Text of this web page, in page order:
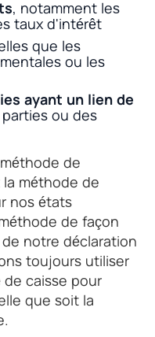
, notamment les
taux d'intérêt
que les
ou les
ayant un lien de
ou des
de
méthode de
nos états
de façon
notre déclaration
toujours utiliser
caisse pour
que soit la